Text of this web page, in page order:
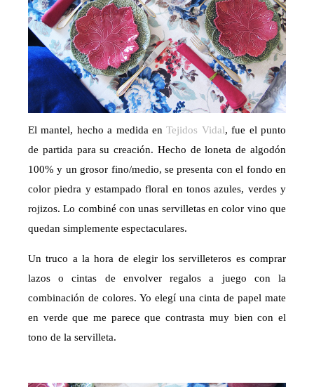
El mantel, hecho a medida enTejidos Vidal, fue el punto
de partida para su creación. Hecho de loneta de algodón
100% y un grosor fino/medio, se presenta con el fondo en
color piedra y estampado floral en tonos azules, verdes y
rojizos. Lo combiné con unas servilletas en color vino que
quedan simplemente espectaculares.
Un truco a la hora de elegir los servilleteros es comprar
lazos o cintas de envolver regalos a juego con la
combinación de colores. Yo elegí una cinta de papel mate
en verde que me parece que contrasta muy bien con el
tono de la servilleta.